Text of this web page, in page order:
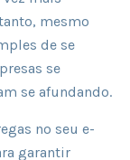
mesmo
de se
se
se afundando.
no seu e-
garantir